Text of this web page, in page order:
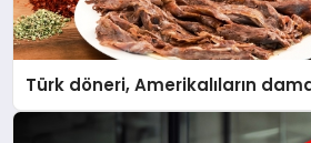
Türk döneri, Amerikalıların